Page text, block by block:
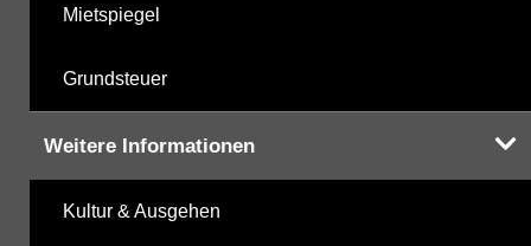
Mietspiegel
Grundsteuer
Weitere Informationen
Kultur & Ausgehen